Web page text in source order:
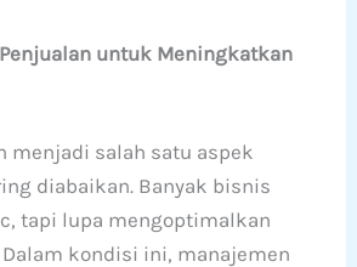
untuk Meningkatkan
menjadi salah satu aspek
diabaikan. Banyak bisnis
tapi lupa mengoptimalkan
kondisi ini, manajemen